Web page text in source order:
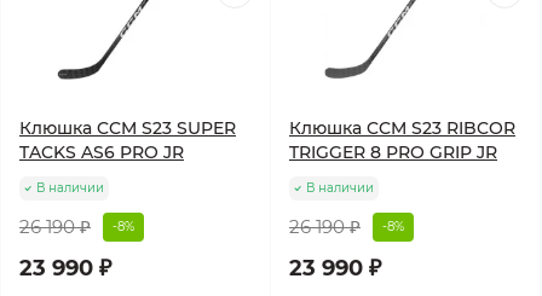
Клюшка CCM S23 SUPER
TACKS AS6 PRO JR
В наличии
26 190 ₽ -8%
23 990 ₽
Клюшка CCM S23 RIBCOR
TRIGGER 8 PRO GRIP JR
В наличии
26 190 ₽ -8%
23 990 ₽